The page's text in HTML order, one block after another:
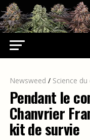
Newsweed / Science du
Pendant le
Chanvrier
kit de survie